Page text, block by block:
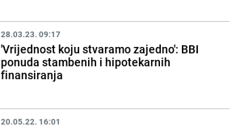
28.03.23. 09:17
'Vrijednost koju stvaramo zajedno': BBI
ponuda stambenih i hipotekarnih
finansiranja
20.05.22. 16:01